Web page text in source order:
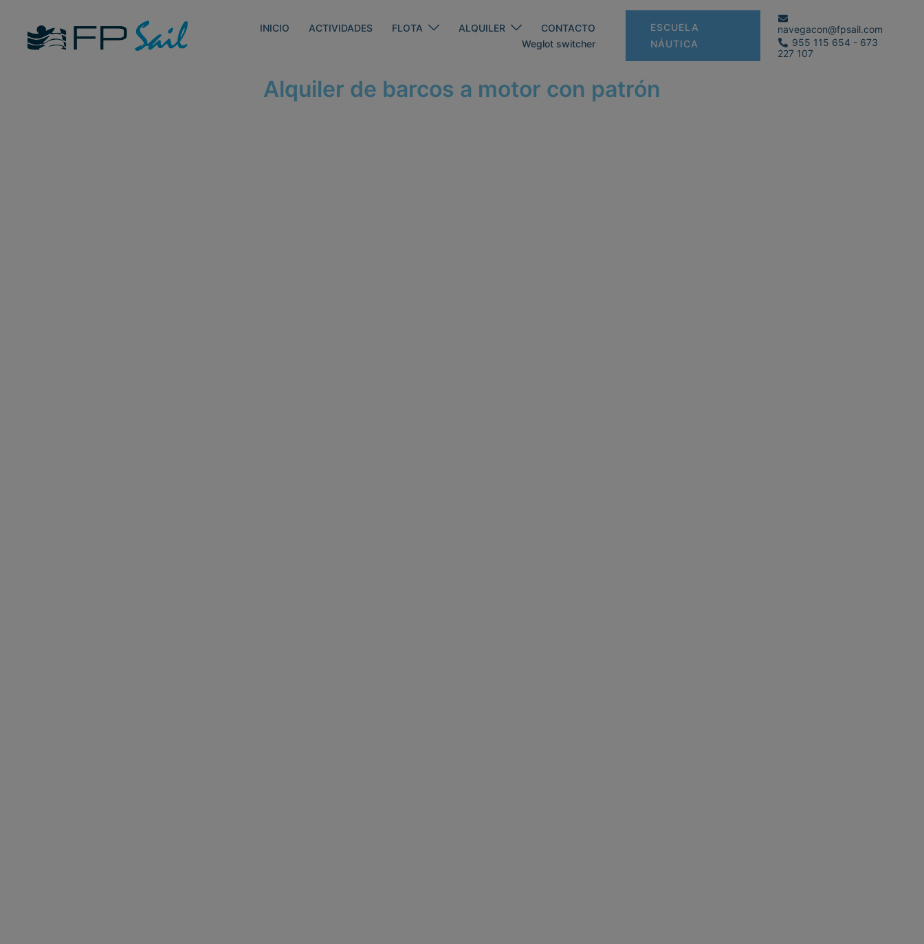
INICIO ACTIVIDADES FLOTA ALQUILER
CONTACTO
Weglot switcher
ESCUELA
NÁUTICA
navegacon@fpsail.com
955 115 654 - 673
227 107
Alquiler de barcos a motor con patrón